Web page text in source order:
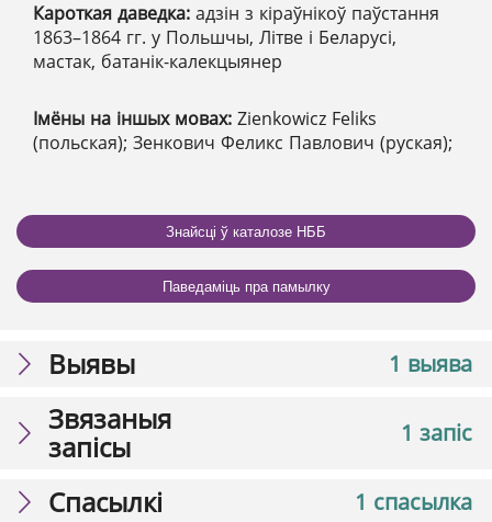
Кароткая даведка: адзін з кіраўнікоў паўстання
1863–1864 гг. у Польшчы, Літве і Беларусі,
мастак, батанік-калекцыянер
Імёны на іншых мовах: Zienkowicz Feliks
(польская); Зенкович Феликс Павлович (руская);
Знайсці ў каталозе НББ
Паведаміць пра памылку
1 выява
Выявы
1 запіс
Звязаныя
запісы
1 спасылка
Спасылкі